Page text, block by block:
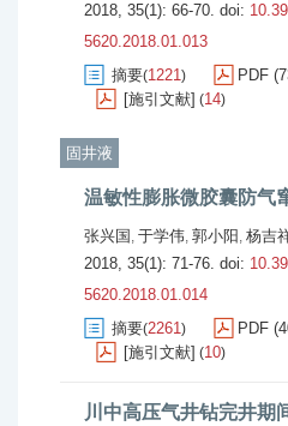
2018, 35(1): 66-70. doi:
5620.2018.01.013
摘要(1221) PDF
[施引文献] (14)
固井液
温敏性膨胀微胶囊防气
张兴国 , 于学伟, 郭小阳 , 杨吉
2018, 35(1): 71-76. doi:
5620.2018.01.014
摘要(2261) PDF
[施引文献] (10)
川中高压气井钻完井期